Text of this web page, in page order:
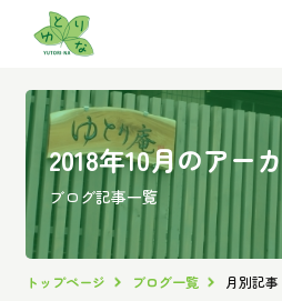
2018年10月のアー
ブログ記事一覧
トップページ ブログ一覧 月別記事